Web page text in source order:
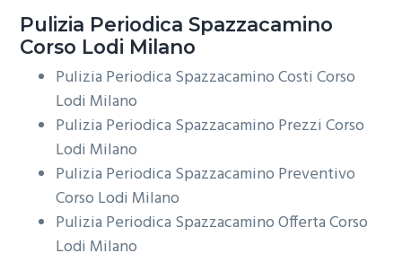
Pulizia Periodica Spazzacamino
Corso Lodi Milano
Pulizia Periodica Spazzacamino Costi Corso
Lodi Milano
Pulizia Periodica Spazzacamino Prezzi Corso
Lodi Milano
Pulizia Periodica Spazzacamino Preventivo
Corso Lodi Milano
Pulizia Periodica Spazzacamino Offerta Corso
Lodi Milano